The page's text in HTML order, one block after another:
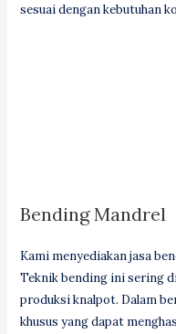
sesuai dengan kebutuhan
Bending Mandrel
Kami menyediakan jasa
Teknik bending ini sering
produksi knalpot. Dalam
khusus yang dapat